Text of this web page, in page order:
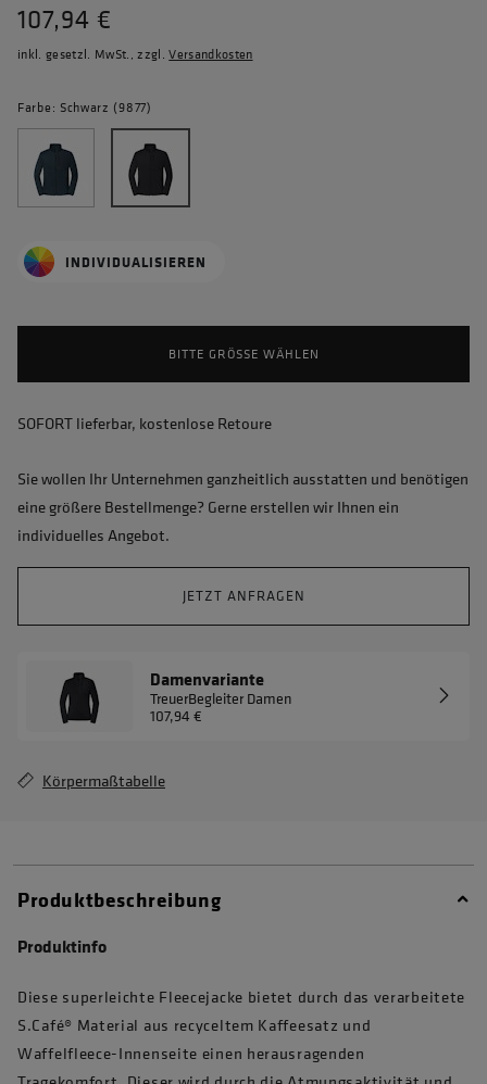
107,94 €
inkl. gesetzl. MwSt., zzgl.Versandkosten
Farbe: Schwarz (9877)
INDIVIDUALISIEREN
BITTE GRÖSSE WÄHLEN
SOFORT lieferbar, kostenlose Retoure
Sie wollen Ihr Unternehmen ganzheitlich ausstatten und benötigen
eine größere Bestellmenge? Gerne erstellen wir Ihnen ein
individuelles Angebot.
JETZT ANFRAGEN
Damenvariante
TreuerBegleiter Damen
107,94 €
Körpermaßtabelle
Produktbeschreibung
Produktinfo
Diese superleichte Fleecejacke bietet durch das verarbeitete
S.Café® Material aus recyceltem Kaffeesatz und
Waffelfleece-Innenseite einen herausragenden